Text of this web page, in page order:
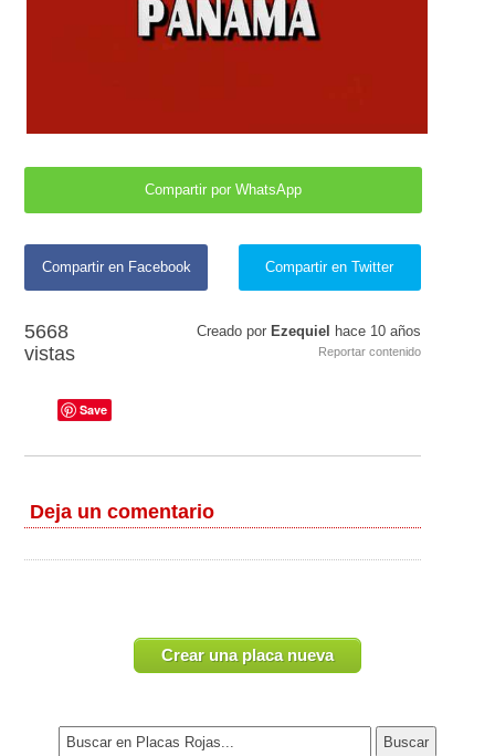
Compartir por WhatsApp
Compartir en Facebook Compartir en Twitter
5668
vistas
Creado por Ezequiel hace 10 años
Reportar contenido
Save
Deja un comentario
Crear una placa nueva